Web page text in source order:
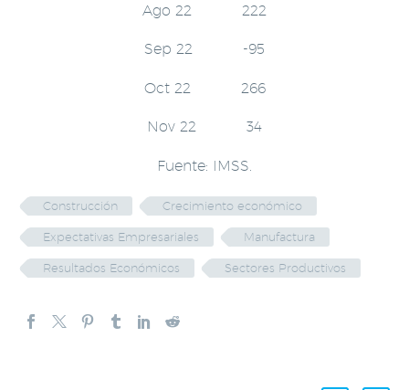
Ago 22 222
Sep 22 -95
Oct 22 266
Nov 22 34
Fuente: IMSS.
Construcción Crecimiento económico
Expectativas Empresariales Manufactura
Resultados Económicos Sectores Productivos